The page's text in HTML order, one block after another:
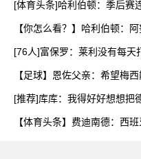
[体育头条]哈利伯顿：季后赛
【你怎么看？】哈利伯顿：
[76人]富保罗：莱利没有每天
【足球】恩佐父亲：希望梅
[推荐]库库：我得好好想想把
【体育头条】费迪南德：西